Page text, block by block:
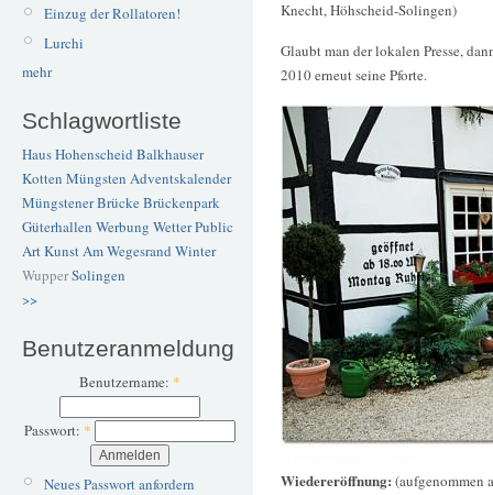
Einzug der Rollatoren!
Lurchi
mehr
Schlagwortliste
Haus Hohenscheid Balkhauser
Kotten Müngsten Adventskalender
Müngstener BrückeBrückenpark
Güterhallen Werbung WetterPublic
ArtKunstAm Wegesrand Winter
WupperSolingen
>>
Benutzeranmeldung
Benutzername: *
Passwort: *
Neues Passwort anfordern
Knecht, Höhscheid-Solingen)
Glaubt man der lokalen Presse,
2010 erneut seine Pforte.
Wiedereröffnung: (aufgenommen